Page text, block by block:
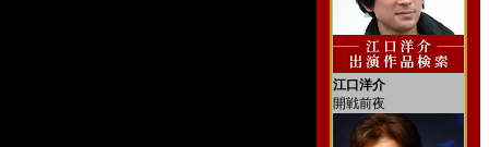
江口洋介
開戦前夜